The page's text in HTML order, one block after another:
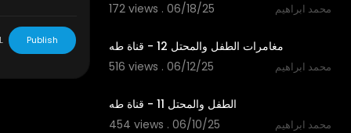
172 views . 06/18/25
محمد ابراهيم
مغامرات الطفل والمحتل 12 - قناة طه
516 views . 06/12/25
محمد ابراهيم
الطفل والمحتل 11 - قناة طه
454 views . 06/10/25
محمد ابراهيم
Publish